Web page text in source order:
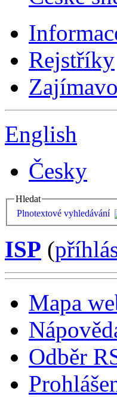
Rejstříky
English
Česky
Hledat
Plnotextové vyhledávání
ISP (
Mapa
Odběr